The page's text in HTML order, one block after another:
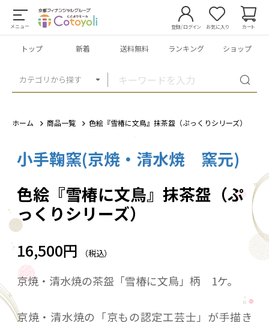
メニュー
カテゴリから探す
登録/ログイン お気に入り カート
トップ 新着 送料無料 ランキング ショップ
ホーム 商品一覧 色絵『雪椿に文鳥』抹茶盌（ぷっくりシリーズ）
1
小手鞠窯(京焼・清水焼 窯元)
色絵『雪椿に文鳥』抹茶盌（ぷ
っくりシリーズ）
16,500円 （税込）
京焼・清水焼の茶盌「雪椿に文鳥」柄 1ケ。
京焼・清水焼の「京もの認定工芸士」が手描き